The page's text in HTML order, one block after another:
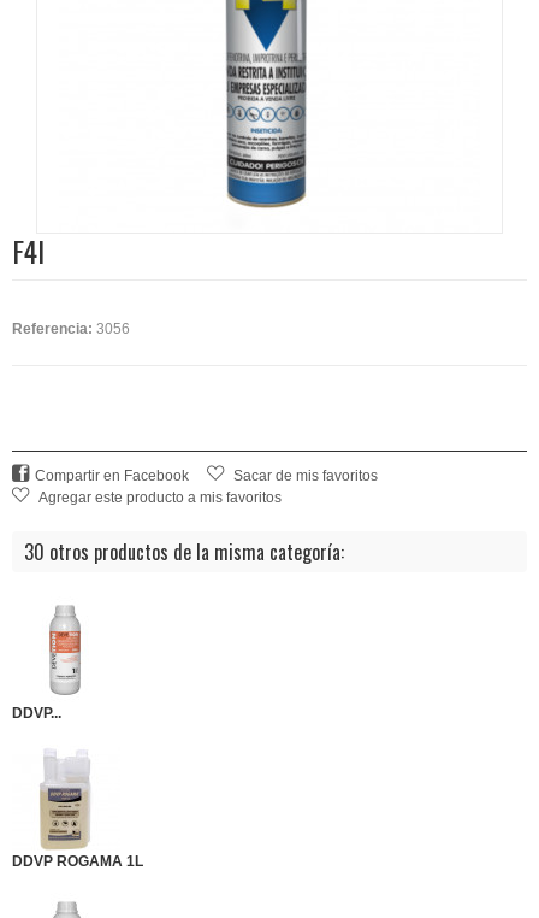
F4I
Referencia: 3056
Compartir en Facebook
Sacar de mis favoritos
Agregar este producto a mis favoritos
30 otros productos de la misma categoría:
DDVP...
DDVP ROGAMA 1L